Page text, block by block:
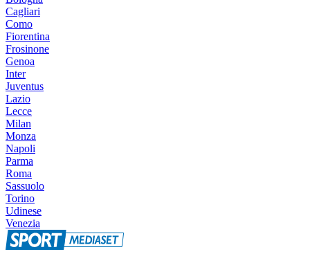
Cagliari
Como
Fiorentina
Frosinone
Genoa
Inter
Juventus
Lazio
Lecce
Milan
Monza
Napoli
Parma
Roma
Sassuolo
Torino
Udinese
Venezia